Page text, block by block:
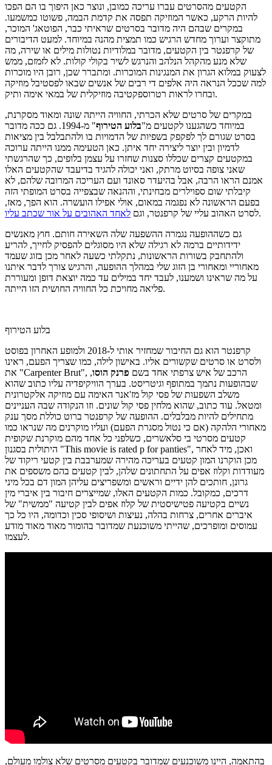
הקטעים מהסרטים עברו עריכה כמובן, ונוצר כאן היפוך בו הם הפכו
להיות הרקע, כאשר המוזיקה תפסה את קדמת הבמה, פשוטו כמשמעו.
במקרים שבהם היה מדובר בסרטים שראיתי כבר, הפוטאג' המוכר,
מתוקצר וערוך מחדש הרגיש כמו תמצית מהנה במיוחד. למעט הדיבורים
של קרפנטר בין הקטעים, מדובר במלודיות נטולות מילים או שירה, מה
שלא מנע מהקהל הנלהב והנרגש לשיר בקולי קולות. לא לזמזם, ממש
לצעוק במלוא הגרון את המנגינות המוכרות. ומתברר שכן, רובן היו מוכרות
למה שככל הנראה היה אלפים די רבים של אנשים שבאו לפסטיבל מוזיקה
ובחרו לראות רטרוספקטיבה מוזיקלית של במאי אימה ותיק.
במקרים של סרטים שלא הכרתי, החוויה הייתה שונה ומאוד מסקרנת,
במיוחד כשהגענו לקטעים מ"בלוע הטירוף
" מ-1994. גם ככה מדובר
בסרט שגורם לך לפקפק בשפיות של הדמויות בו ולהתבלבל בין מציאות
לדמיון ובין יוצר ליצירה יחד איתן. כאן הטעימה ממנו הייתה ערוכה
במקטעים קצרים שכללו סצנות שחזרו על עצמן בלופים, כך שהרגשתי
שאני צופה בסיוט מרתק, ואני יכולה להגיד בדיעבד שהקטעים האלו
אמנם הראו הרבה, אבל בהיעדר סאונד ועם העריכה המרובה שלהם, לא
קיבלתי שום ספוילרים מבחינתי, וההנאה שבצפייה בסרט המופתי הזה
בפעם הראשונה לא נפגמה במאום, אולי אפילו הועשרה. הוא הפך, מאז,
לסרט האהוב עליי של קרפנטר, וגם לאחד האהובים על אור שכתב עליו
.
גם כשההופעה נגמרה ההשפעה שלה השאירה חותם. חוץ מאנשים
ידידותיים ברמה לא רגילה שלא היו מסוגלים להפסיק לחייך, להריע
ולהתחבק בשורות הראשונות, נתקלתי כשעה לאחר מכן בזוג שעמד
מאחוריי ומאחורי בן הזוג שלי במהלך ההופעה, והרגיש צורך לדבר איתנו
על מה שראינו ושמענו, לעבד יחד במילים עד כמה יוצאת דופן ומעוררת
פליאה מחויכת כל החוויה החושית הזו הייתה.
בלוע הטירוף
קרפנטר הוא גם החיבור שמחזיר אותי ל-2018 ולמופע האחרון בפוסט
ולסרט או סרטים שקשורים אליו. באישון לילה, כמו שצריך הפעם, ראינו
את "Carpenter Brut", הרכב של איש צרפתי אחד בשם פרנק הוסו,
שבהופעות נתמך במתופף וגיטריסט. בערך הוויקיפדיה עליו כתוב שהוא
משלב השפעות של פסי קול מז'אנר האימה עם מוזיקה אלקטרונית
ומטאל. עוד כתוב, שהוא מלחין פסי קול שונים. וזו הנקודה שבה העניינים
מתחילים להיות מבלבלים. ההופעה של קרפנטר ברוט כוללת מסך ענק
מאחורי הלהקה (אם כי נטול מסגרת הפעם) ועליו מוקרנים מה שנראו כמו
קטעים מסרטי בי סלאשרים, כשלפני כל אחד מהם מוקרנת שקופית
היתולית בסגנון "This movie is rated p for panties", ואכן, מיד לאחר
מכן הוקרנו המון קטעים בעריכה מהירה שמערבבת בין קטעי ריקוד של
מעודדות וקלוז אפים על התחתונים שלהן, לבין קטעים בהם משספים את
גרונן, חותכים להן ידיים וראשים ומשפריצים עליהן המון דם בכל מיני
דרכים, כמקובל. כמות הקטעים האלו, שמייצרים חיבור בין איברי מין
נשיים בקטיעה פטישיסטית של קלוז אפים לבין קטיעה "ממשית" של
איברים אחרים, צרחות בהלה, נעיצות ושיסופי סכין וכדומה, היו כל כך
עמוסים ומופרכים, שהייתי משוכנעת שמדובר בהומור מאוד מאוד מודע
לעצמו.
בהתאמה, היינו משוכנעים שמדובר בקטעים מסרטים שלא צולמו מעולם,